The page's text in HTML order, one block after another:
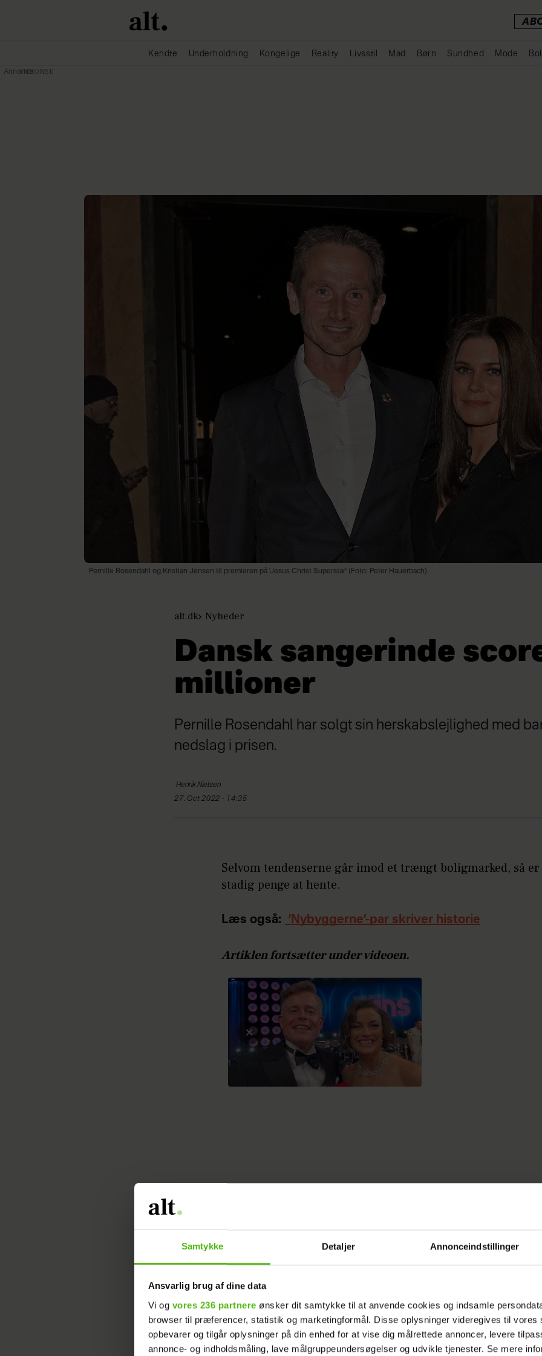
Samtykke Detaljer Annonceindstillinger
Ansvarlig brug af dine data
Vi og vores 236 partnere ønsker dit samtykke til at anvende cookies og indsamle
browser til præferencer, statistik og marketingformål. Disse oplysninger videregives til vores
opbevarer og tilgår oplysninger på din enhed for at vise dig målrettede annoncer, levere
annonce- og indholdsmåling, lave målgruppeundersøgelser og udvikle tjenester. Se mere
Kendte Underholdning Kongelige Reality Livsstil Mad Børn Sundhed Mode
Pernille Rosendahl og Kristian Jensen til premieren på 'Jesus Christ Superstar' (Foto: Peter Hauerbach)
alt.dk Nyheder
Dansk sangerinde
millioner
Pernille Rosendahl har solgt sin herskabslejlighed med
nedslag i prisen.
HenrikNielsen
27. Oct 2022 - 14:35
Selvom tendenserne går imod et trængt boligmarked, så
stadig penge at hente.
Læs også: ‘Nybyggerne’-par skriver historie
Artiklen fortsætter under videoen.
skulle bare bruge tre uger før en køber slog til og købte
Det betyder også, at Swan Lee-sangeren nu kan begynde
flyttekasserne frem og så småt vinke farvel til adressen på
hvor hun har boet i næsten seks år.
Annonce